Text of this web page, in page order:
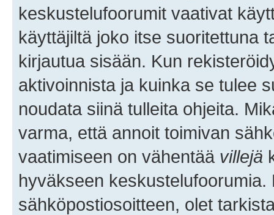
keskustelufoorumit vaativat
käyttäjiltä joko itse suoritettuna
kirjautua sisään. Kun
aktivoinnista ja kuinka se tulee
noudata siinä tulleita ohjeita.
varma, että annoit toimivan
vaatimiseen on vähentää villejä
hyväkseen
sähköpostiosoitteen, olet